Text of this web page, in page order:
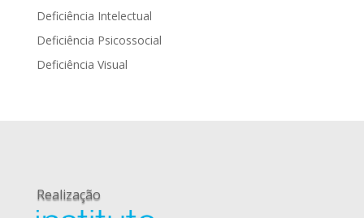
Deficiência Intelectual
Deficiência Psicossocial
Deficiência Visual
Realização